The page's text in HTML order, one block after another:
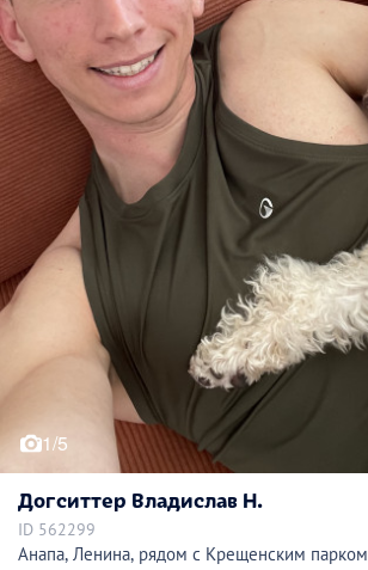
1/5
Догситтер Владислав Н.
ID 562299
Анапа, Ленина, рядом с Крещенским парком